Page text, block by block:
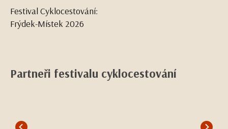
Festival Cyklocestování:
Frýdek-Místek 2026
Partneři festivalu cyklocestování